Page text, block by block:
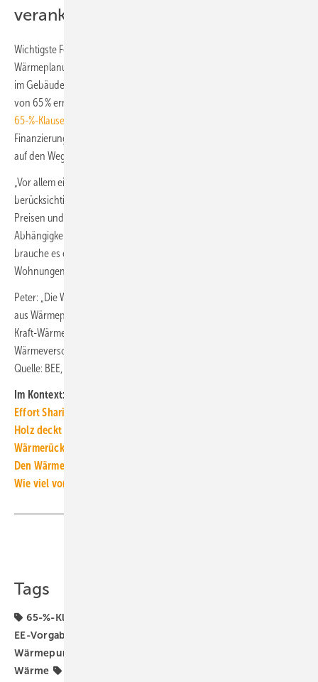
verankern
Wichtigste Forderungen des BEE seien, bei der kommunalen
Wärmeplanung Erneuerbare von vornherein in den Blick zu nehmen,
im Gebäudeenergiegesetz eine Verankerung der Pflicht zur Nutzung
von 65 % erneuerbaren Energien ab 2024 vorzunehmen (siehe auch:
65-%-Klausel für erneuerbare Energien
Finanzierung und planbare Weiterentwicklung der Förderprogramme
auf den Weg zu bringen.
„Vor allem einkommensschwache Haushalte müssen dabei stärker
berücksichtigt werden. Sie leiden am meisten unter den hohen
Preisen und müssen ebenfalls die Chance bekommen, sich aus der
Abhängigkeit von fossilen Energien zu lösen“, so Peter. Außerdem
brauche es eine Fachkräfteoffensive, um die Wärmewende in den
Wohnungen und Häusern auch umzusetzen.
Peter: „Die Wärmewende ist vielfältig und lokal. Das Zusammenspiel
aus Wärmepumpen, Tiefer Geothermie, Solarthermie, Bioenergie und
Kraft-Wärme-Kopplungs-Anlagen ist die Zukunft unserer
Wärmeversorgung. Die Bundesregierung muss sie jetzt entfesseln.“ ■
Quelle: BEE,
Im Kontext:
Effort Sharing: Deutschland drohen hohe Strafzahlungen
Holz deckt 46 Tage den kompletten Wärmebedarf Deutschlands
Wärmerückgewinnung mit RLT-Anlagen spart 20 TWh/a
Den Wärmepumpenhochlauf zukunftsfähig ausgestalten
Wie viel vom Wärmepumpenstrom liefert die eigene PV-Anlage?
Tags
65-%-Klausel für erneuerbare Energien
EE-Vorgabe
Wärmepumpe
Wärme